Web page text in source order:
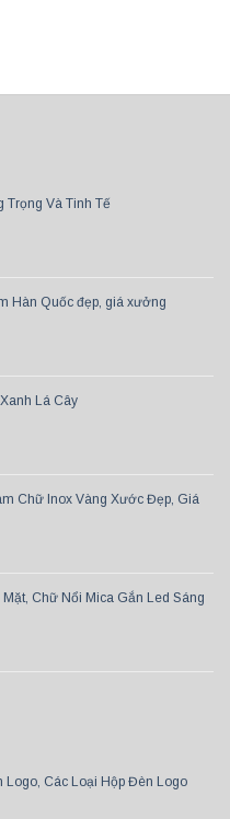
Trọng Và Tinh Tế
Hàn Quốc đẹp, giá xưởng
Lá Cây
Chữ Inox Vàng Xước Đẹp, Giá
Chữ Nổi Mica Gắn Led Sáng
Các Loại Hộp Đèn Logo